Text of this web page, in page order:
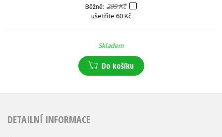
Běžně 299 Kč
ušetříte 60 Kč
Skladem
Do košíku
DETAILNÍ INFORMACE